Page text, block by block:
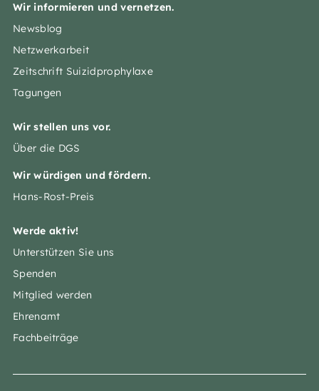
Wir informieren und vernetzen.
Newsblog
Netzwerkarbeit
Zeitschrift Suizidprophylaxe
Tagungen
Wir stellen uns vor.
Über die DGS
Wir würdigen und fördern.
Hans-Rost-Preis
Werde aktiv!
Unterstützen Sie uns
Spenden
Mitglied werden
Ehrenamt
Fachbeiträge